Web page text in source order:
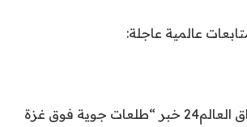
نقدم لكم في اشراق العالم24 خبر “طلعات جوية فوق غزة